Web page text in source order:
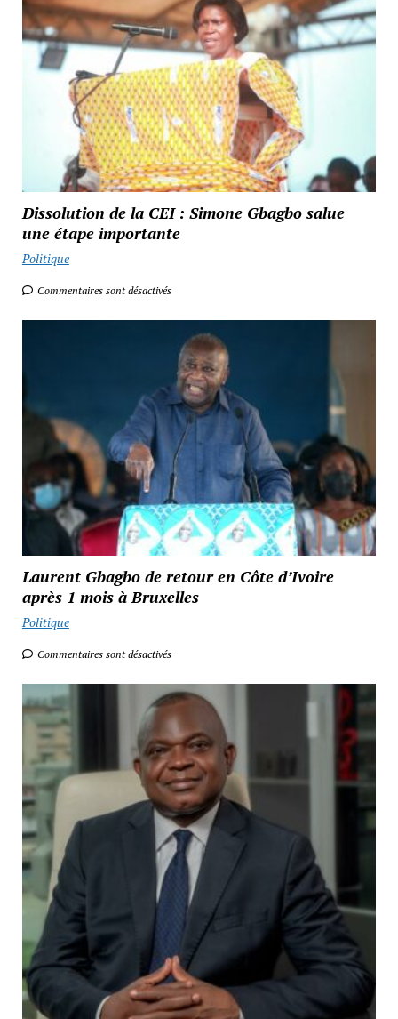
Dissolution de la CEI : Simone Gbagbo salue
une étape importante
Politique
Commentaires sont désactivés
Laurent Gbagbo de retour en Côte d’Ivoire
après 1 mois à Bruxelles
Politique
Commentaires sont désactivés